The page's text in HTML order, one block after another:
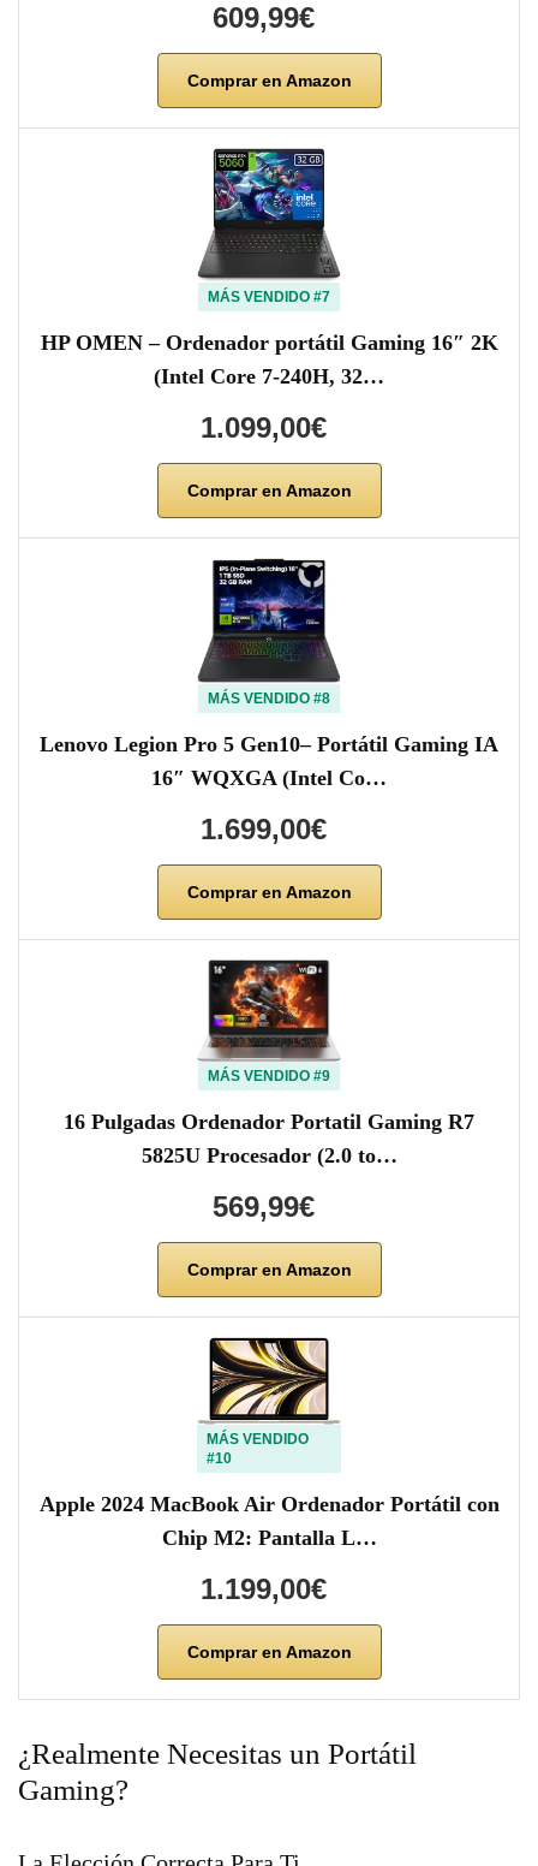
609,99€
Comprar en Amazon
MÁS VENDIDO #7
HP OMEN – Ordenador portátil Gaming 16″ 2K
(Intel Core 7-240H, 32…
1.099,00€
Comprar en Amazon
MÁS VENDIDO #8
Lenovo Legion Pro 5 Gen10– Portátil Gaming IA
16″ WQXGA (Intel Co…
1.699,00€
Comprar en Amazon
MÁS VENDIDO #9
16 Pulgadas Ordenador Portatil Gaming R7
5825U Procesador (2.0 to…
569,99€
Comprar en Amazon
MÁS VENDIDO
#10
Apple 2024 MacBook Air Ordenador Portátil con
Chip M2: Pantalla L…
1.199,00€
Comprar en Amazon
¿Realmente Necesitas un Portátil
Gaming?